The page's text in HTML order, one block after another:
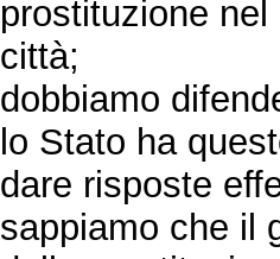
prostituzione
città;
dobbiamo
lo Stato ha
dare risposte
sappiamo che il